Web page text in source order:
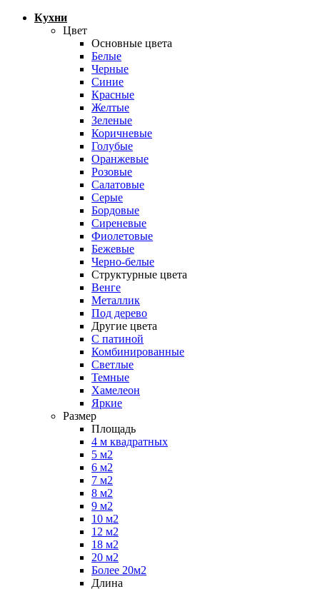
Кухни
Цвет
Основные цвета
Белые
Черные
Синие
Красные
Желтые
Зеленые
Коричневые
Голубые
Оранжевые
Розовые
Салатовые
Серые
Бордовые
Сиреневые
Фиолетовые
Бежевые
Черно-белые
Структурные цвета
Венге
Металлик
Под дерево
Другие цвета
С патиной
Комбинированные
Светлые
Темные
Хамелеон
Яркие
Размер
Площадь
4 м квадратных
5 м2
6 м2
7 м2
8 м2
9 м2
10 м2
12 м2
18 м2
20 м2
Более 20м2
Длина